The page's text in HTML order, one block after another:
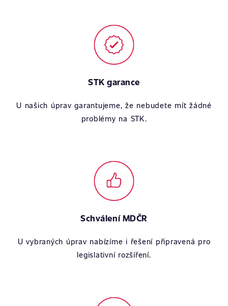
STK garance
U našich úprav garantujeme, že nebudete mít žádné
problémy na STK.
Schválení MDČR
U vybraných úprav nabízíme i řešení připravená pro
legislativní rozšíření.